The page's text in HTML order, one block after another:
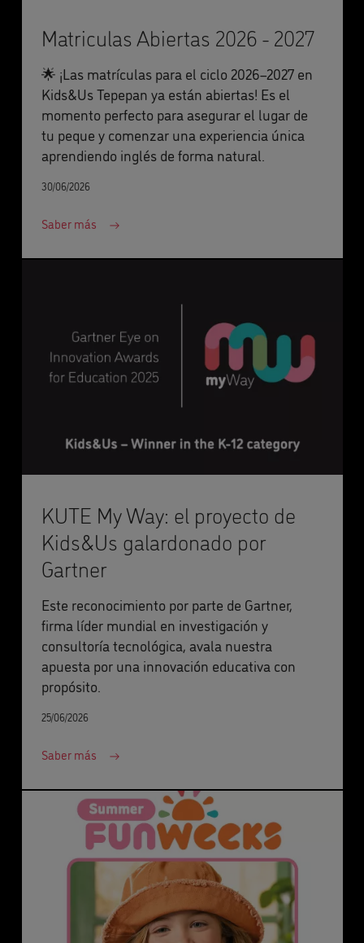
Matriculas Abiertas 2026 - 2027
🌟 ¡Las matrículas para el ciclo 2026–2027 en
Kids&Us Tepepan ya están abiertas! Es el
momento perfecto para asegurar el lugar de
tu peque y comenzar una experiencia única
aprendiendo inglés de forma natural.
30/06/2026
Saber más
KUTE My Way: el proyecto de
Kids&Us galardonado por
Gartner
Este reconocimiento por parte de Gartner,
firma líder mundial en investigación y
consultoría tecnológica, avala nuestra
apuesta por una innovación educativa con
propósito.
25/06/2026
Saber más